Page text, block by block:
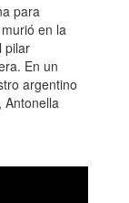
para
en la
pilar
En un
argentino
Antonella